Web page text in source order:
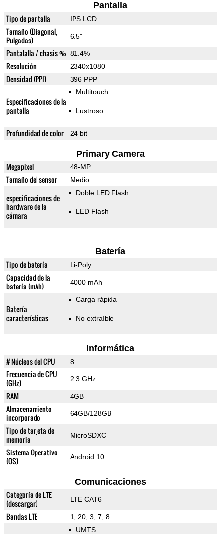
Pantalla
Tipo de pantalla IPS LCD
Tamaño (Diagonal,
Pulgadas)
6.5"
Pantalalla / chasis % 81.4%
Resolución 2340x1080
Densidad (PPI) 396 PPP
Especificaciones de la
pantalla
Multitouch
Lustroso
Profundidad de color 24 bit
Primary Camera
Megapixel 48-MP
Tamaño del sensor Medio
especificaciones de
hardware de la
cámara
Doble LED Flash
LED Flash
Batería
Tipo de batería Li-Poly
Capacidad de la
batería (mAh)
4000 mAh
Batería
características
Carga rápida
No extraíble
Informática
# Núcleos del CPU 8
Frecuencia de CPU
(GHz)
2.3 GHz
RAM 4GB
Almacenamiento
incorporado
64GB/128GB
Tipo de tarjeta de
memoria
MicroSDXC
Sistema Operativo
(OS)
Android 10
Comunicaciones
Categoría de LTE
(descargar)
LTE CAT6
Bandas LTE
1, 20, 3, 7, 8
UMTS